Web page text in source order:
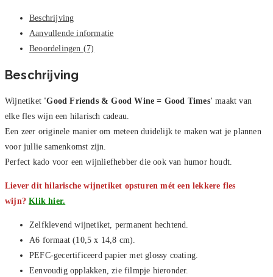
Beschrijving
Aanvullende informatie
Beoordelingen (7)
Beschrijving
Wijnetiket 'Good Friends & Good Wine = Good Times' maakt van
elke fles wijn een hilarisch cadeau.
Een zeer originele manier om meteen duidelijk te maken wat je plannen
voor jullie samenkomst zijn.
Perfect kado voor een wijnliefhebber die ook van humor houdt.
Liever dit hilarische wijnetiket opsturen mét een lekkere fles
wijn?Klik hier.
Zelfklevend wijnetiket, permanent hechtend.
A6 formaat (10,5 x 14,8 cm).
PEFC-gecertificeerd papier met glossy coating.
Eenvoudig opplakken, zie filmpje hieronder.